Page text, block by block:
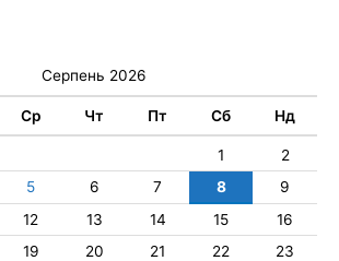
Серпень 2026
Ср Чт Пт Сб Нд
1
2
5 6 7 8
9
12 13 14 15
16
19 20 21 22
23